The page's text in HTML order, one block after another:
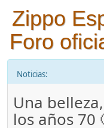
Zippo
Foro
Noticias:
Una
los años 70